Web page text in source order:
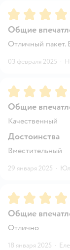
Рейтинг:5
Общие
Отличный
03 февраля 2025 ·
Рейтинг:5
Общие
Качественный
Достоинства
Вместительный
29 января 2025 ·
Рейтинг:5
Общие
Отлично
18 января 2025 ·